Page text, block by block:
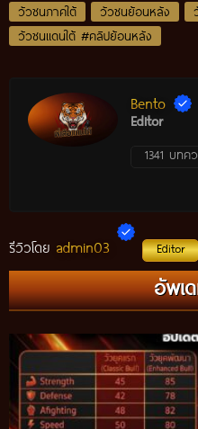
วัวชนภาคใต้
วัวชนย้อนหลัง
วัวชนแดนใต้ #คลิปย้อนหลัง
Bento
Editor
1341 บทค
รีวิวโดย admin03 Editor
อัพเ
กติกาวัวชนสมัยก่อน วิถีการแข่
ท้องถิ่น อัปเดตปี 2026